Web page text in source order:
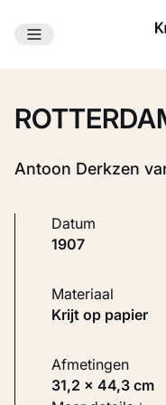
Ga naar
Antoon Derkzen
Datum
1907
Materiaal
Krijt op papier
Afmetingen
31,2 × 44,3 cm